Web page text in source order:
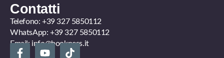
Contatti
Telefono: +39 327 5850112
WhatsApp: +39 327 5850112
Email:info@bookness.it